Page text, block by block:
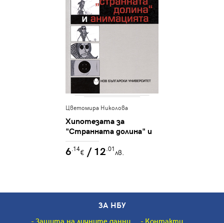
Цветомира Николова
Хипотезата за
"Странната долина" и
анимацията
6 .14€ / 12 .01лв.
ЗА НБУ
Защита на личните данни Контакти